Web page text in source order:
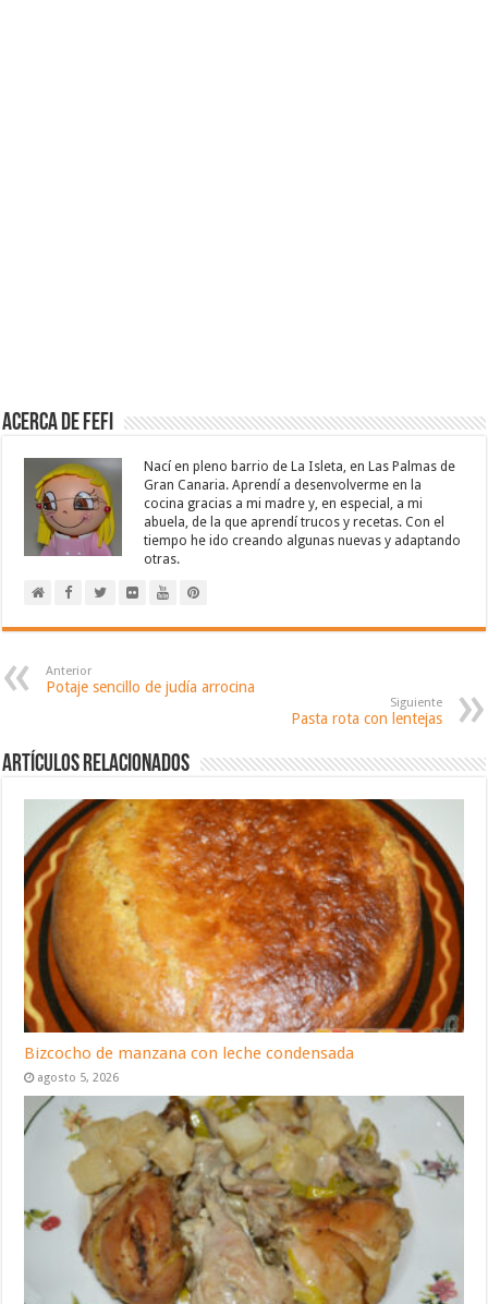
Acerca de Fefi
Nací en pleno barrio de La Isleta, en Las Palmas de
Gran Canaria. Aprendí a desenvolverme en la
cocina gracias a mi madre y, en especial, a mi
abuela, de la que aprendí trucos y recetas. Con el
tiempo he ido creando algunas nuevas y adaptando
otras.
Anterior
Potaje sencillo de judía arrocina
Siguiente
Pasta rota con lentejas
Artículos relacionados
Bizcocho de manzana con leche condensada
agosto 5, 2026